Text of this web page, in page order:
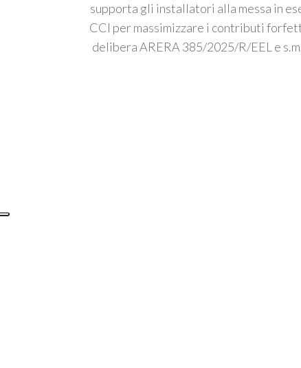
supporta gli installatori alla messa in
CCI per massimizzare i contributi
delibera ARERA 385/2025/R/EEL e